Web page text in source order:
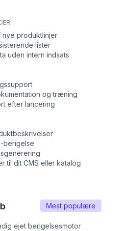
nye produktlinjer
lister
uden intern indsats
og træning
efter lancering
berigelse
til dit CMS eller katalog
Mest populære
ejet berigelsesmotor